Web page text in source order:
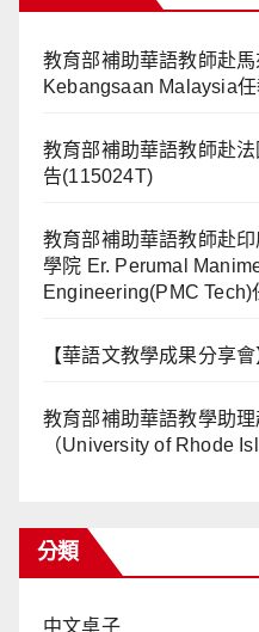
教育部補助華語教師赴
Kebangsaan Malaysia
教育部補助華語教師赴
告(115024T)
教育部補助華語教師赴
學院 Er. Perumal
Engineering(PMC
【華語文教學成果分享
教育部補助華語教學助
（University of Rhode
分類
中文桌子